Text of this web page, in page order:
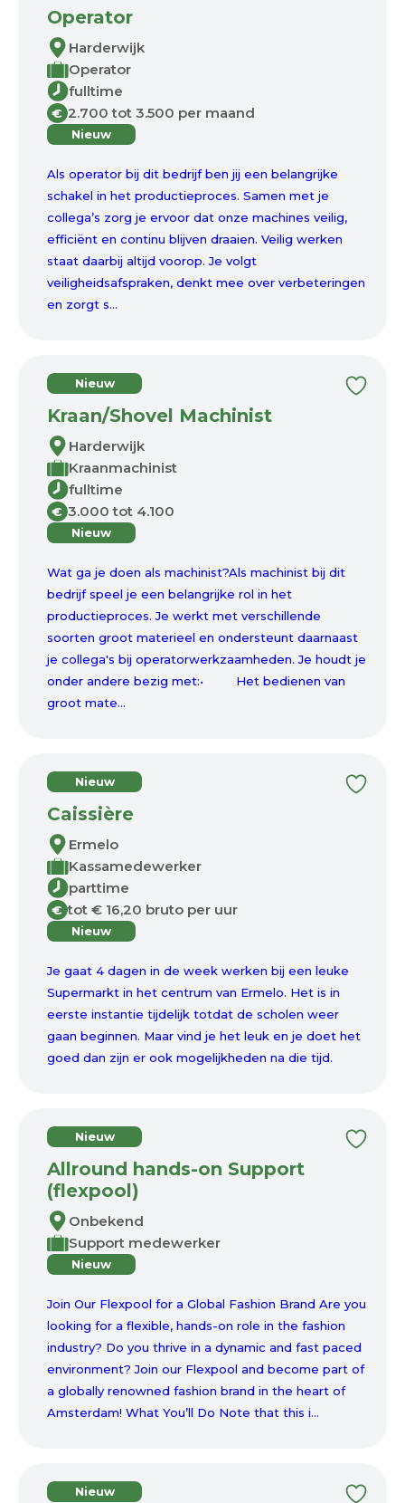
Operator
Harderwijk
Operator
fulltime
€ 2.700 tot 3.500 per maand
Nieuw
Als operator bij dit bedrijf ben jij een belangrijke
schakel in het productieproces. Samen met je
collega’s zorg je ervoor dat onze machines veilig,
efficiënt en continu blijven draaien. Veilig werken
staat daarbij altijd voorop. Je volgt
veiligheidsafspraken, denkt mee over verbeteringen
en zorgt s...
Nieuw
Kraan/Shovel Machinist
Harderwijk
Kraanmachinist
fulltime
€ 3.000 tot 4.100
Nieuw
Wat ga je doen als machinist?Als machinist bij dit
bedrijf speel je een belangrijke rol in het
productieproces. Je werkt met verschillende
soorten groot materieel en ondersteunt daarnaast
je collega's bij operatorwerkzaamheden. Je houdt je
onder andere bezig met:• Het bedienen van
groot mate...
Nieuw
Caissière
Ermelo
Kassamedewerker
parttime
€ tot € 16,20 bruto per uur
Nieuw
Je gaat 4 dagen in de week werken bij een leuke
Supermarkt in het centrum van Ermelo. Het is in
eerste instantie tijdelijk totdat de scholen weer
gaan beginnen. Maar vind je het leuk en je doet het
goed dan zijn er ook mogelijkheden na die tijd.
Nieuw
Allround hands-on Support
(flexpool)
Onbekend
Support medewerker
Nieuw
Join Our Flexpool for a Global Fashion Brand Are you
looking for a flexible, hands-on role in the fashion
industry? Do you thrive in a dynamic and fast paced
environment? Join our Flexpool and become part of
a globally renowned fashion brand in the heart of
Amsterdam! What You’ll Do Note that this i...
Nieuw